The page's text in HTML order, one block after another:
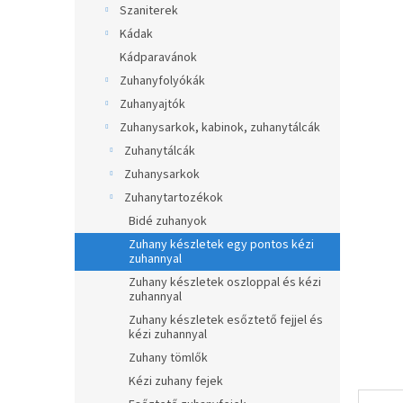
Szaniterek
Kádak
Kádparavánok
Zuhanyfolyókák
Zuhanyajtók
Zuhanysarkok, kabinok, zuhanytálcák
Zuhanytálcák
Zuhanysarkok
Zuhanytartozékok
Bidé zuhanyok
Zuhany készletek egy pontos kézi
zuhannyal
Zuhany készletek oszloppal és kézi
zuhannyal
Zuhany készletek esőztető fejjel és
kézi zuhannyal
Zuhany tömlők
Kézi zuhany fejek